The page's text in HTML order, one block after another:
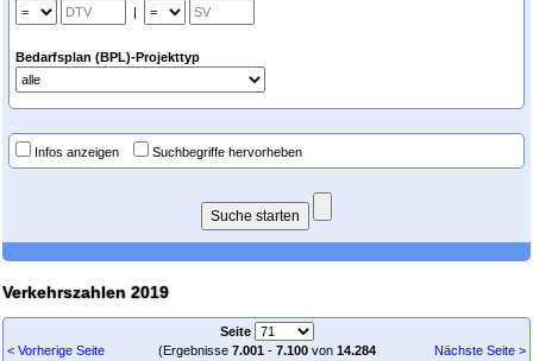
|
Bedarfsplan (BPL)-Projekttyp
Infos anzeigen Suchbegriffe hervorheben
Verkehrszahlen 2019
< Vorherige Seite
Seite
(Ergebnisse 7.001- 7.100von 14.284
Nächste Seite >